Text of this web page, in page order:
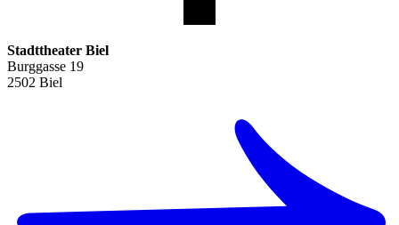
Stadttheater Biel
Burggasse 19
2502 Biel